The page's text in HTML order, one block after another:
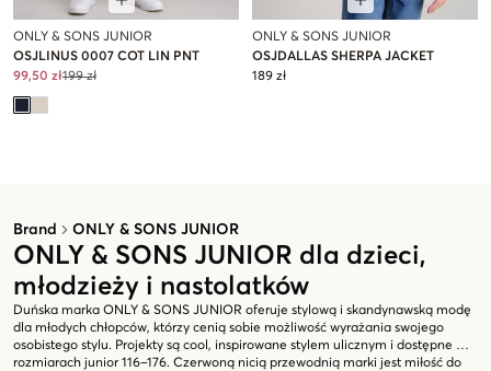
Brand ONLY & SONS JUNIOR
ONLY & SONS JUNIOR dla dzieci,
młodzieży i nastolatków
Duńska marka ONLY & SONS JUNIOR oferuje stylową i skandynawską modę
dla młodych chłopców, którzy cenią sobie możliwość wyrażania swojego
osobistego stylu. Projekty są cool, inspirowane stylem ulicznym i dostępne w
rozmiarach junior 116–176. Czerwoną nicią przewodnią marki jest miłość do
ONLY & SONS JUNIOR
OSJLINUS 0007 COT LIN PNT
99,50 zł199 zł
ONLY & SONS JUNIOR
OSJDALLAS SHERPA JACKET
189 zł